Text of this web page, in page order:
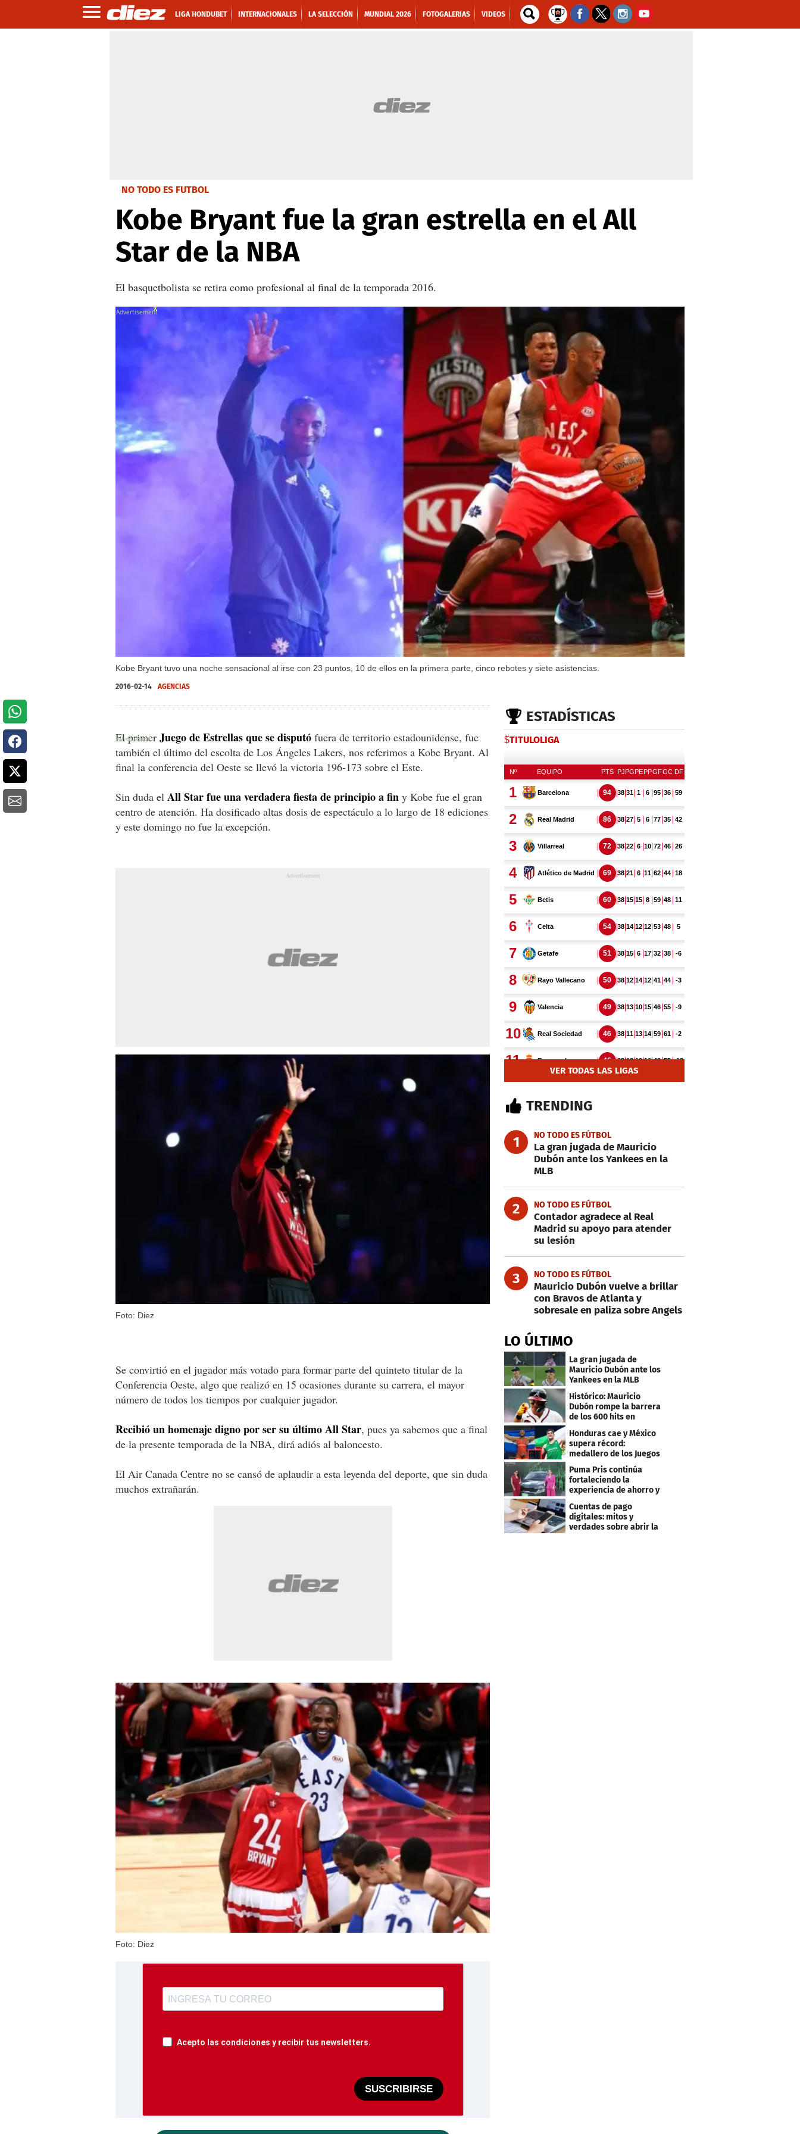
LIGA HONDUBET INTERNACIONALES LA SELECCIÓN MUNDIAL 2026 FOTOGALERIAS VIDEOS
NO TODO ES FUTBOL
Kobe Bryant fue la gran estrella en el All
Star de la NBA
El basquetbolista se retira como profesional al final de la temporada 2016.
Kobe Bryant tuvo una noche sensacional al irse con 23 puntos, 10 de ellos en la primera parte, cinco rebotes y siete asistencias.
X
X
X
2016-02-14 AGENCIAS
El primer Juego de Estrellas que se disputó fuera de territorio estadounidense, fue
también el último del escolta de Los Ángeles Lakers, nos referimos a Kobe Bryant. Al
final la conferencia del Oeste se llevó la victoria 196-173 sobre el Este.
Sin duda el All Star fue una verdadera fiesta de principio a fin y Kobe fue el gran
centro de atención. Ha dosificado altas dosis de espectáculo a lo largo de 18 ediciones
y este domingo no fue la excepción.
Foto: Diez
Se convirtió en el jugador más votado para formar parte del quinteto titular de la
Conferencia Oeste, algo que realizó en 15 ocasiones durante su carrera, el mayor
número de todos los tiempos por cualquier jugador.
Recibió un homenaje digno por ser su último All Star, pues ya sabemos que a final
de la presente temporada de la NBA, dirá adiós al baloncesto.
El Air Canada Centre no se cansó de aplaudir a esta leyenda del deporte, que sin duda
muchos extrañarán.
Foto: Diez
Acepto las condiciones y recibir tus newsletters.
SUSCRIBIRSE
ESTADÍSTICAS
$TITULOLIGA
VER TODAS LAS LIGAS
TRENDING
1 NO TODO ES FÚTBOL
La gran jugada de Mauricio
Dubón ante los Yankees en la
MLB
2 NO TODO ES FÚTBOL
Contador agradece al Real
Madrid su apoyo para atender
su lesión
3 NO TODO ES FÚTBOL
Mauricio Dubón vuelve a brillar
con Bravos de Atlanta y
sobresale en paliza sobre Angels
LO ÚLTIMO
La gran jugada de
Mauricio Dubón ante los
Yankees en la MLB
Histórico: Mauricio
Dubón rompe la barrera
de los 600 hits en
Honduras cae y México
supera récord:
medallero de los Juegos
Centroamericanos
Puma Pris continúa
fortaleciendo la
experiencia de ahorro y
clientes
Cuentas de pago
digitales: mitos y
verdades sobre abrir la